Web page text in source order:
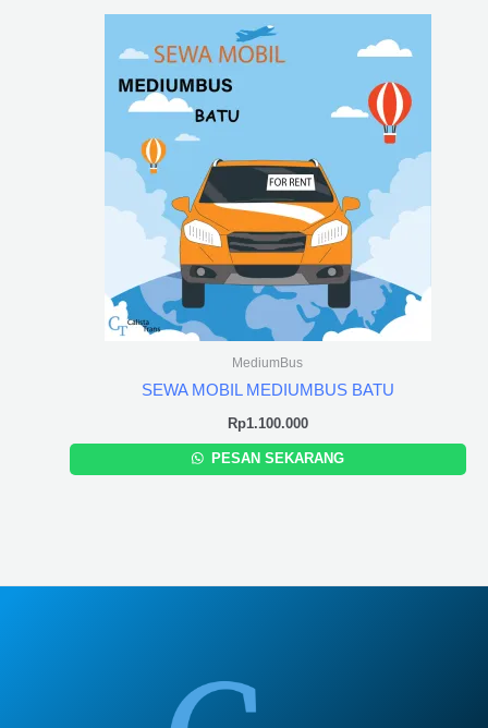
MediumBus
SEWA MOBIL MEDIUMBUS BATU
Rp1.100.000
PESAN SEKARANG